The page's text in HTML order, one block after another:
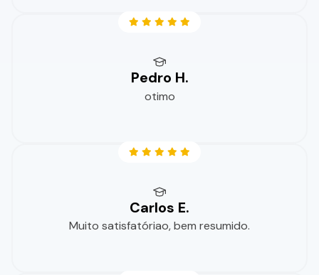
Pedro H.
otimo
Carlos E.
Muito satisfatóriao, bem resumido.